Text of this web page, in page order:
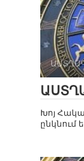
Խոյ
ընկնում